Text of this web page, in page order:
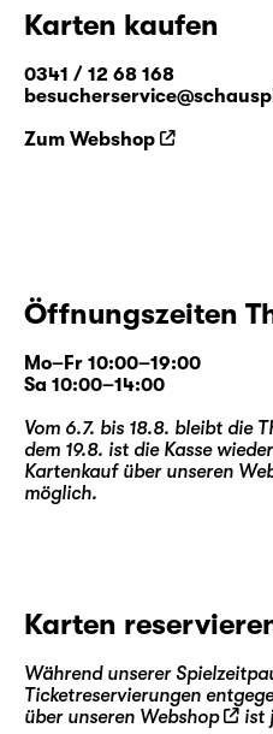
Karten kaufen
0341 / 12 68 168
Zum Webshop
Öffnungszeiten
Mo–Fr 10:00–19:00
Sa 10:00–14:00
Vom 6.7. bis 18.8. bleibt die
dem 19.8. ist die Kasse
Kartenkauf über unseren
möglich.
Karten
Während unserer
Ticketreservierungen
über unseren Webshop ist